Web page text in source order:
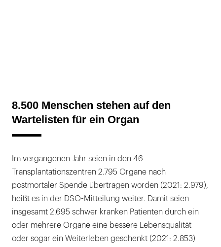
8.500 Menschen stehen auf den
Wartelisten für ein Organ
Im vergangenen Jahr seien in den 46
Transplantationszentren 2.795 Organe nach
postmortaler Spende übertragen worden (2021: 2.979),
heißt es in der DSO-Mitteilung weiter. Damit seien
insgesamt 2.695 schwer kranken Patienten durch ein
oder mehrere Organe eine bessere Lebensqualität
oder sogar ein Weiterleben geschenkt (2021: 2.853)